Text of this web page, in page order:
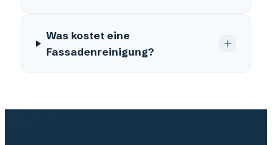
Was kostet eine
Fassadenreinigung?